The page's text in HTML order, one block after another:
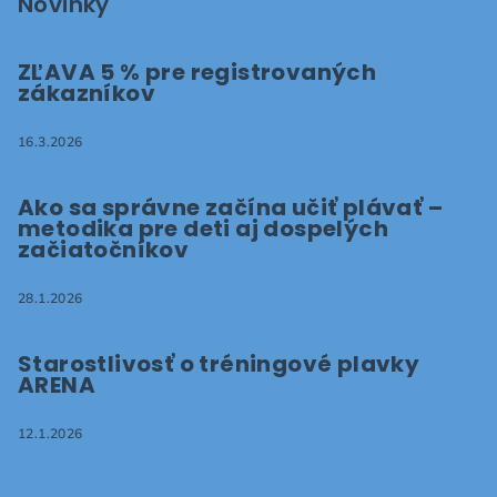
ZĽAVA 5 % pre registrovaných
zákazníkov
16.3.2026
Ako sa správne začína učiť plávať –
metodika pre deti aj dospelých
začiatočníkov
28.1.2026
Starostlivosť o tréningové plavky
ARENA
12.1.2026